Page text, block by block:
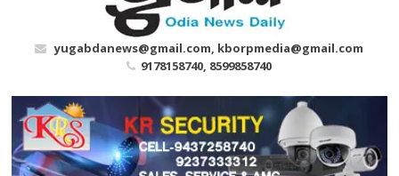
yugabdanews@gmail.com, kborpmedia@gmail.com
9178158740, 8599858740